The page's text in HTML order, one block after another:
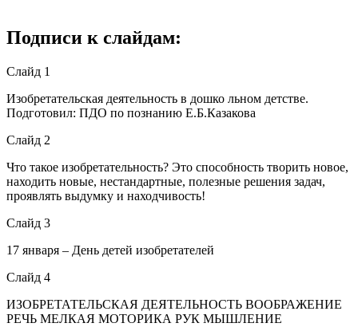
Подписи к слайдам:
Слайд 1
Изобретательская деятельность в дошко льном детстве.
Подготовил: ПДО по познанию Е.Б.Казакова
Слайд 2
Что такое изобретательность? Это способность творить новое,
находить новые, нестандартные, полезные решения задач,
проявлять выдумку и находчивость!
Слайд 3
17 января – День детей изобретателей
Слайд 4
ИЗОБРЕТАТЕЛЬСКАЯ ДЕЯТЕЛЬНОСТЬ ВООБРАЖЕНИЕ
РЕЧЬ МЕЛКАЯ МОТОРИКА РУК МЫШЛЕНИЕ